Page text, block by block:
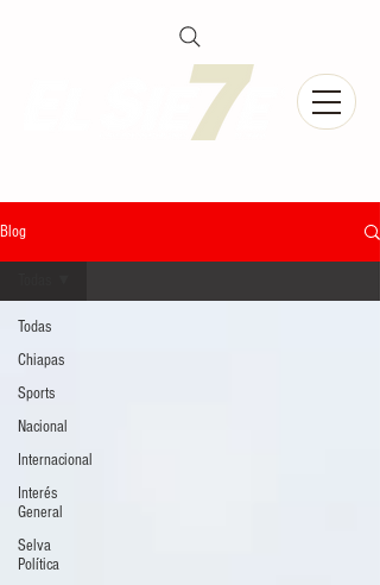
Blog
Todas
Chiapas
Sports
Nacional
Internacional
Interés
General
Selva
Política